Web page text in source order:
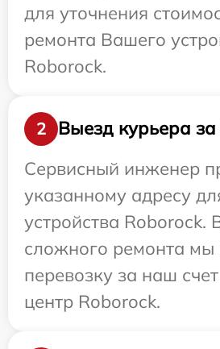
для уточнения
ремонта Вашего
Roborock.
2
Выезд курьера
Сервисный инженер
указанному адресу
устройства Roborock.
сложного ремонта мы
перевозку за наш
центр Roborock.